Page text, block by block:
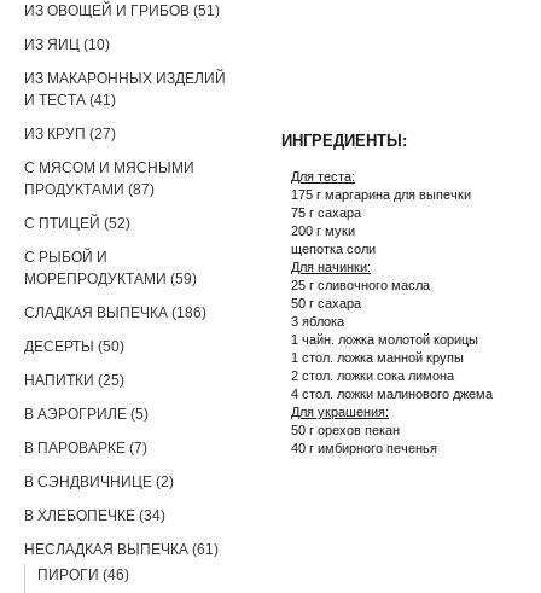
ИНГРЕДИЕНТЫ:
Для теста:
175 г маргарина для выпечки
75 г сахара
200 г муки
щепотка соли
Для начинки:
25 г сливочного масла
50 г сахара
3 яблока
1 чайн. ложка молотой корицы
1 стол. ложка манной крупы
2 стол. ложки сока лимона
4 стол. ложки малинового джема
Для украшения:
50 г орехов пекан
40 г имбирного печенья
ИЗ ОВОЩЕЙ И ГРИБОВ (51)
ИЗ ЯИЦ (10)
ИЗ МАКАРОННЫХ ИЗДЕЛИЙ
И ТЕСТА (41)
ИЗ КРУП (27)
С МЯСОМ И МЯСНЫМИ
ПРОДУКТАМИ (87)
С ПТИЦЕЙ (52)
С РЫБОЙ И
МОРЕПРОДУКТАМИ (59)
СЛАДКАЯ ВЫПЕЧКА (186)
ДЕСЕРТЫ (50)
НАПИТКИ (25)
В АЭРОГРИЛЕ (5)
В ПАРОВАРКЕ (7)
В СЭНДВИЧНИЦЕ (2)
В ХЛЕБОПЕЧКЕ (34)
НЕСЛАДКАЯ ВЫПЕЧКА (61)
ПИРОГИ (46)